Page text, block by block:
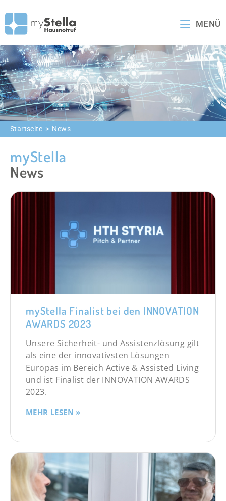
MENÜ
Startseite > News
myStella
News
myStella Finalist bei den INNOVATION
AWARDS 2023
Unsere Sicherheit- und Assistenzlösung gilt
als eine der innovativsten Lösungen
Europas im Bereich Active & Assisted Living
und ist Finalist der INNOVATION AWARDS
2023.
MEHR LESEN »